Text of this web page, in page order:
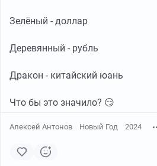
Зелёный - доллар
Деревянный - рубль
Дракон - китайский юань
Что бы это значило? 😏
Алексей Антонов Новый Год 2024